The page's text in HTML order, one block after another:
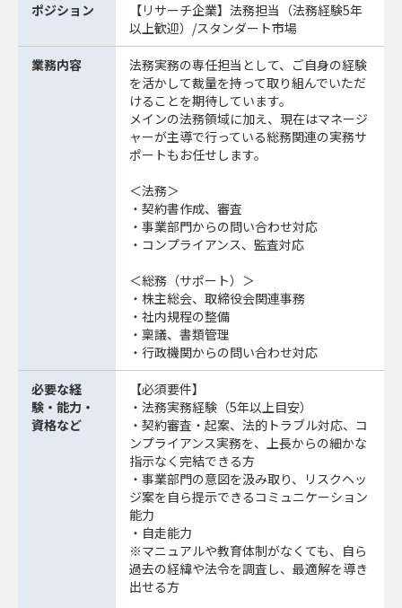
ポジション
【リサーチ企業】法務担当（法務経験5年
以上歓迎）/スタンダート市場
業務内容
法務実務の専任担当として、ご自身の経験
を活かして裁量を持って取り組んでいただ
けることを期待しています。
メインの法務領域に加え、現在はマネージ
ャーが主導で行っている総務関連の実務サ
ポートもお任せします。
＜法務＞
・契約書作成、審査
・事業部門からの問い合わせ対応
・コンプライアンス、監査対応
＜総務（サポート）＞
・株主総会、取締役会関連事務
・社内規程の整備
・稟議、書類管理
・行政機関からの問い合わせ対応
必要な経
験・能力・
資格など
【必須要件】
・法務実務経験（5年以上目安）
・契約審査・起案、法的トラブル対応、コ
ンプライアンス実務を、上長からの細かな
指示なく完結できる方
・事業部門の意図を汲み取り、リスクヘッ
ジ案を自ら提示できるコミュニケーション
能力
・自走能力
※マニュアルや教育体制がなくても、自ら
過去の経緯や法令を調査し、最適解を導き
出せる方